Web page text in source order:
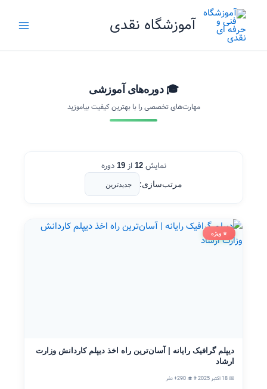
آموزشگاه نقدی
🎓 دوره‌های آموزشی
مهارت‌های تخصصی را با بهترین کیفیت بیاموزید
نمایش12 از19 دوره
مرتب‌سازی:
⭐ ویژه
دیپلم گرافیک رایانه | آسان‌ترین راه اخذ دیپلم کاردانش وزارت
ارشاد
📅 18 اکتبر 2025
👨‍🎓 290+ نفر